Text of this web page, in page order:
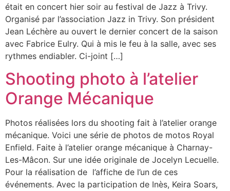
était en concert hier soir au festival de Jazz à Trivy.
Organisé par l’association Jazz in Trivy. Son président
Jean Léchère au ouvert le dernier concert de la saison
avec Fabrice Eulry. Qui à mis le feu à la salle, avec ses
rythmes endiabler. Ci-joint […]
Shooting photo à l’atelier
Orange Mécanique
Photos réalisées lors du shooting fait à l’atelier orange
mécanique. Voici une série de photos de motos Royal
Enfield. Faite à l’atelier orange mécanique à Charnay-
Les-Mâcon. Sur une idée originale de Jocelyn Lecuelle.
Pour la réalisation de l’affiche de l’un de ces
événements. Avec la participation de Inès, Keira Soars,